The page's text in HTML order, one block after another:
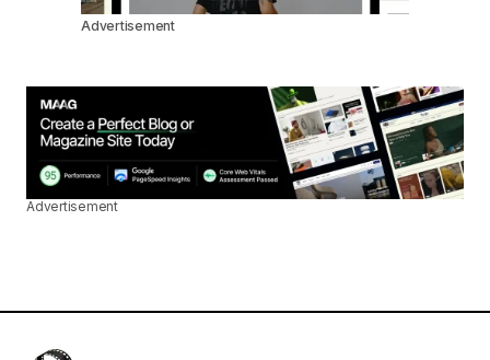
Advertisement
Advertisement